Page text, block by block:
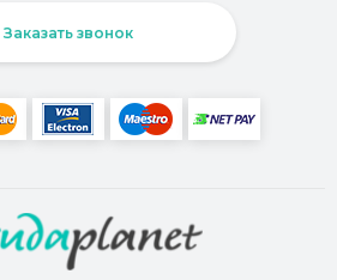
Заказать звонок